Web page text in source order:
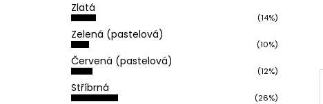
Zlatá
(14%)
Zelená (pastelová)
(10%)
Červená (pastelová)
(12%)
Stříbrná
(26%)